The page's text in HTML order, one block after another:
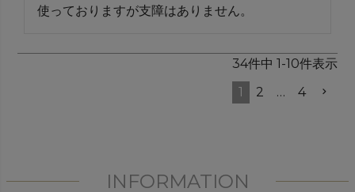
使っておりますが支障はありません。
34件中 1 -10件表示
1
2 … 4
INFORMATION